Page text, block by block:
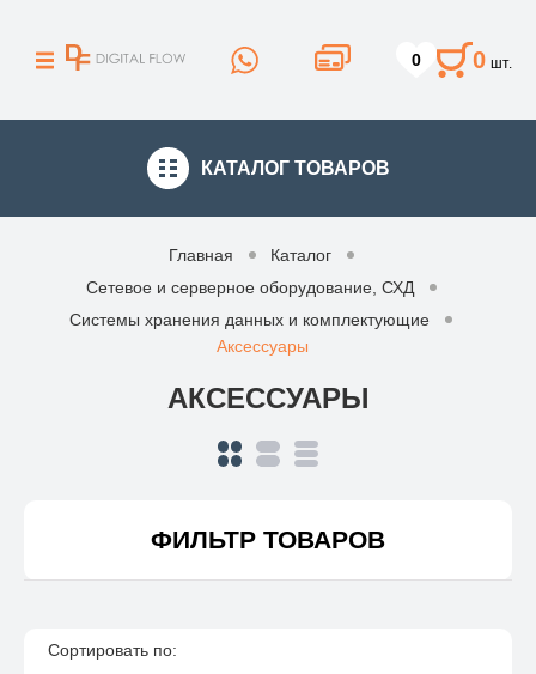
0 0 шт.
КАТАЛОГ ТОВАРОВ
Главная
Каталог
Сетевое и серверное оборудование, СХД
Системы хранения данных и комплектующие
Аксессуары
АКСЕССУАРЫ
ФИЛЬТР ТОВАРОВ
Сортировать по: